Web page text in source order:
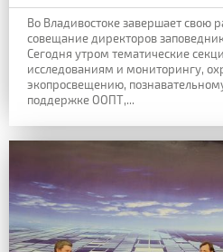
Во Владивостоке завершает свою
совещание директоров
Сегодня утром тематические
исследованиям и мониторингу,
экопросвещению,
поддержке ООПТ,...